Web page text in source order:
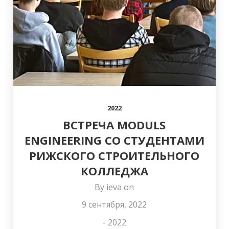
КОЛЛЕГУ ОТО
СТУРИСА (OTO
STŪRIS)!
И С НОВЫМ
ГОДОМ!
ИСТИННЫМ
В AS MN HOLDING
2022
ВСТРЕЧА MODULS
ENGINEERING СО СТУДЕНТАМИ
РИЖСКОГО СТРОИТЕЛЬНОГО
КОЛЛЕДЖА
By ieva on
9 сентября, 2022
- 2022